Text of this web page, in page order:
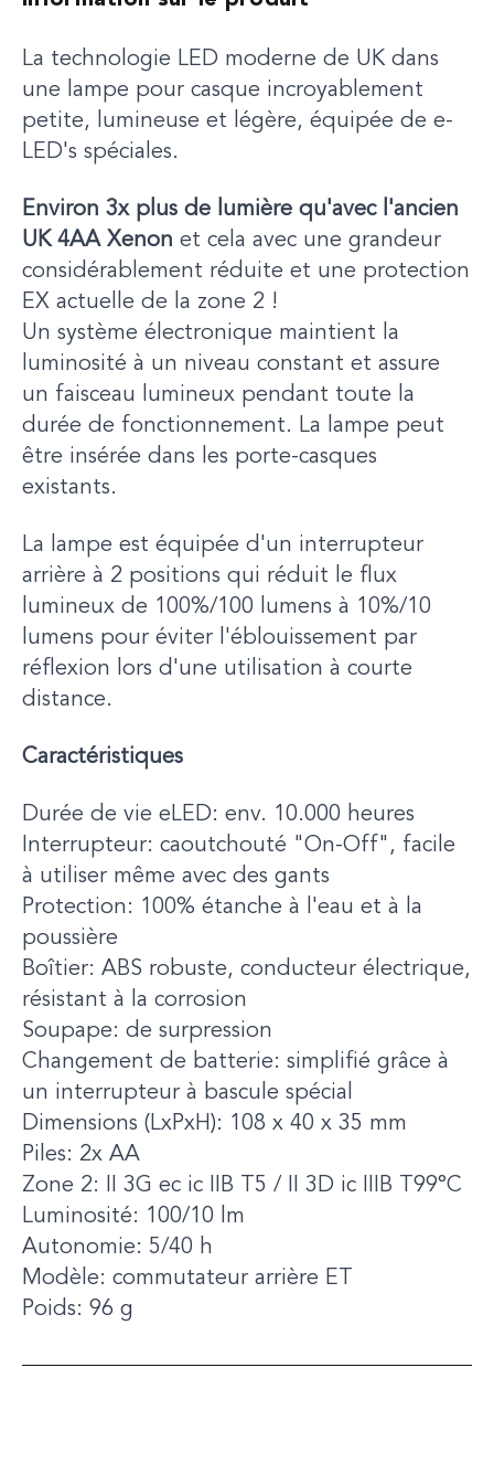
La technologie LED moderne de UK dans
une lampe pour casque incroyablement
petite, lumineuse et légère, équipée de e-
LED's spéciales.
Environ 3x plus de lumière qu'avec l'ancien
UK 4AA Xenon et cela avec une grandeur
considérablement réduite et une protection
EX actuelle de la zone 2 !
Un système électronique maintient la
luminosité à un niveau constant et assure
un faisceau lumineux pendant toute la
durée de fonctionnement. La lampe peut
être insérée dans les porte-casques
existants.
La lampe est équipée d'un interrupteur
arrière à 2 positions qui réduit le flux
lumineux de 100%/100 lumens à 10%/10
lumens pour éviter l'éblouissement par
réflexion lors d'une utilisation à courte
distance.
Caractéristiques
Durée de vie eLED: env. 10.000 heures
Interrupteur: caoutchouté "On-Off", facile
à utiliser même avec des gants
Protection: 100% étanche à l'eau et à la
poussière
Boîtier: ABS robuste, conducteur électrique,
résistant à la corrosion
Soupape: de surpression
Changement de batterie: simplifié grâce à
un interrupteur à bascule spécial
Dimensions (LxPxH): 108 x 40 x 35 mm
Piles: 2x AA
Zone 2: II 3G ec ic IIB T5 / II 3D ic IIIB T99°C
Luminosité: 100/10 lm
Autonomie: 5/40 h
Modèle: commutateur arrière ET
Poids: 96 g